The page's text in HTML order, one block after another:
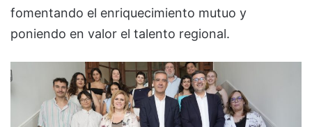
fomentando el enriquecimiento mutuo y
poniendo en valor el talento regional.